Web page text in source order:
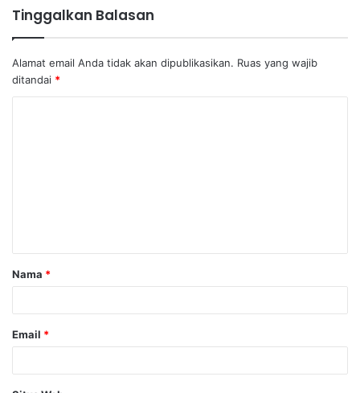
Tinggalkan Balasan
Alamat email Anda tidak akan dipublikasikan. Ruas yang wajib
ditandai *
a
r
Nama *
Email *